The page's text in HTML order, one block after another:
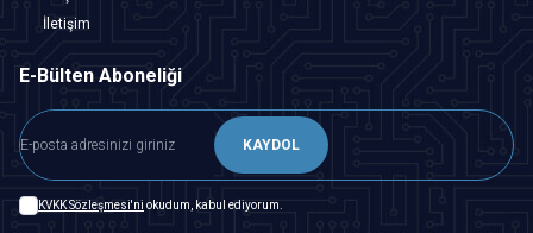
İletişim
E-Bülten Aboneliği
KAYDOL
KVKK Sözleşmesi'ni okudum, kabul ediyorum.